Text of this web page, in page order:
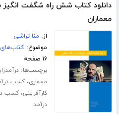
دانلود کتاب شش راه شگفت انگیز
معماران
از: منا تراشی
موضوع:
۱۶ صفحه
برچسب‌ها:
معماری،کسب
کارآفرینی،کسب
درآمد